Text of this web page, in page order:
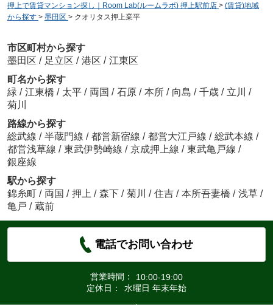
押上で賃貸マンション探し｜Room Lab(ルームラボ) 押上駅前店 > (賃貸)地域
から探す > 墨田区 > クオリタス押上業平
市区町村から探す
墨田区 / 足立区 / 港区 / 江東区
町名から探す
緑 / 江東橋 / 太平 / 両国 / 石原 / 本所 / 向島 / 千歳 / 立川 /
菊川
路線から探す
総武線 / 半蔵門線 / 都営新宿線 / 都営大江戸線 / 総武本線 /
都営浅草線 / 東武伊勢崎線 / 京成押上線 / 東武亀戸線 /
銀座線
駅から探す
錦糸町 / 両国 / 押上 / 森下 / 菊川 / 住吉 / 本所吾妻橋 / 浅草 /
亀戸 / 蔵前
電話でお問い合わせ
営業時間：
10:00-19:00
定休日：
水曜日 年末年始